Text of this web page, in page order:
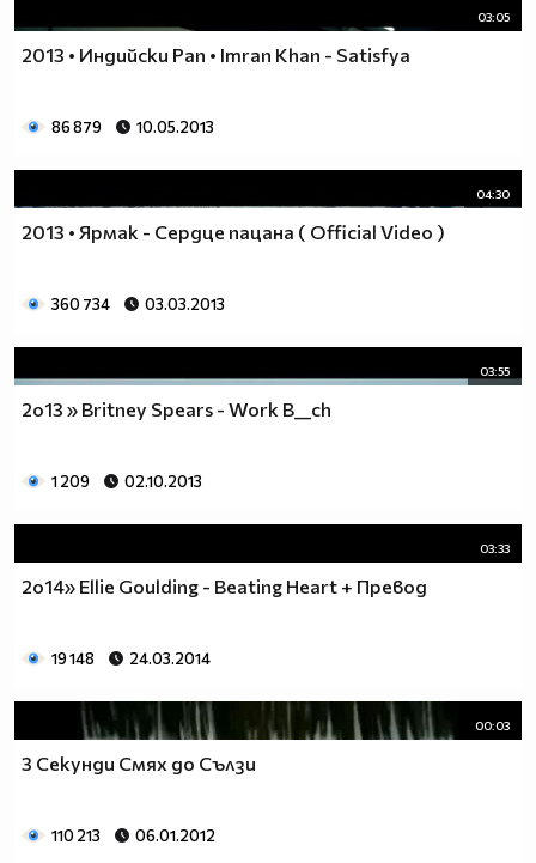
03:05
2013 • Индийски Рап • Imran Khan - Satisfya
86 879 10.05.2013
04:30
2013 • Ярмак - Сердце пацана ( Official Video )
360 734 03.03.2013
03:55
2о13 » Britney Spears - Work B__ch
1 209 02.10.2013
03:33
2о14» Ellie Goulding - Beating Heart + Превод
19 148 24.03.2014
00:03
3 Секунди Смях до Сълзи
110 213 06.01.2012